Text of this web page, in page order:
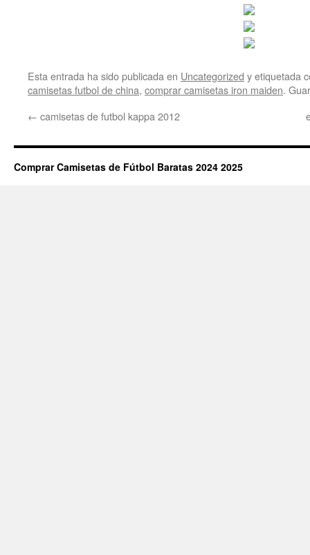
Esta entrada ha sido publicada en Uncategorized y etiquetada
camisetas futbol de china, comprar camisetas iron maiden.
← camisetas de futbol kappa 2012
Comprar Camisetas de Fútbol Baratas 2024 2025